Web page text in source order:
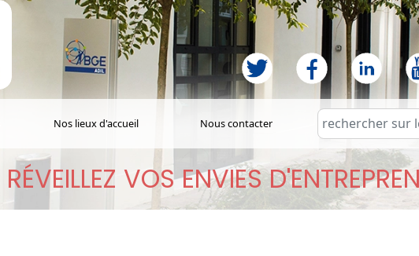
Nos lieux d'accueil Nous contacter
RÉVEILLEZ VOS ENVIES